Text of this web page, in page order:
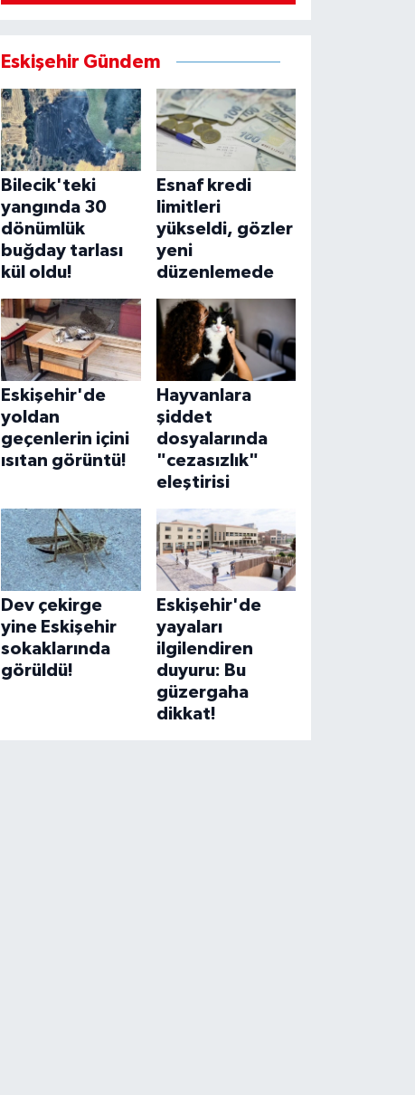
Eskişehir Gündem
Bilecik'teki
yangında 30
dönümlük
buğday tarlası
kül oldu!
Esnaf kredi
limitleri
yükseldi, gözler
yeni
düzenlemede
Eskişehir'de
yoldan
geçenlerin içini
ısıtan görüntü!
Hayvanlara
şiddet
dosyalarında
"cezasızlık"
eleştirisi
Dev çekirge
yine Eskişehir
sokaklarında
görüldü!
Eskişehir'de
yayaları
ilgilendiren
duyuru: Bu
güzergaha
dikkat!